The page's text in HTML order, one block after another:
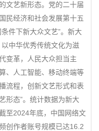
文艺新形态。党的二十届
民经济和社会发展第十五
件下新大众文艺”。新大
中华优秀传统文化为滋
变革，人民大众担当主
、人工智能、移动终端等
流程，创新文艺形式和表
形态”。统计数据为新大
至2024年底，中国网络文
创作者账号规模已达16.2